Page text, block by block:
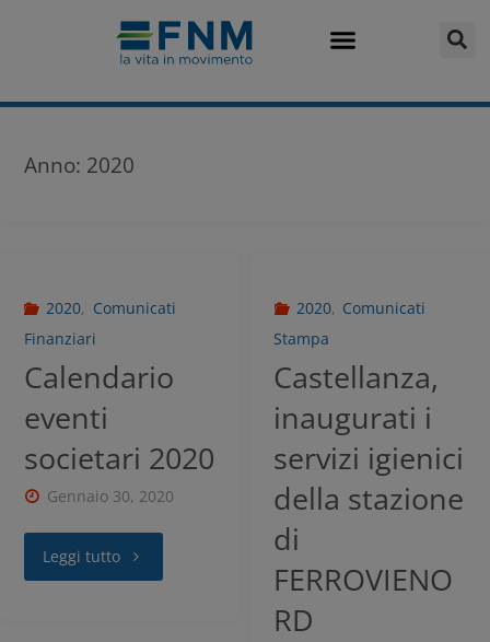
Anno: 2020
2020, Comunicati
Finanziari
Calendario
eventi
societari 2020
Gennaio 30, 2020
Leggi tutto
2020, Comunicati
Stampa
Castellanza,
inaugurati i
servizi igienici
della stazione
di
FERROVIENO
RD